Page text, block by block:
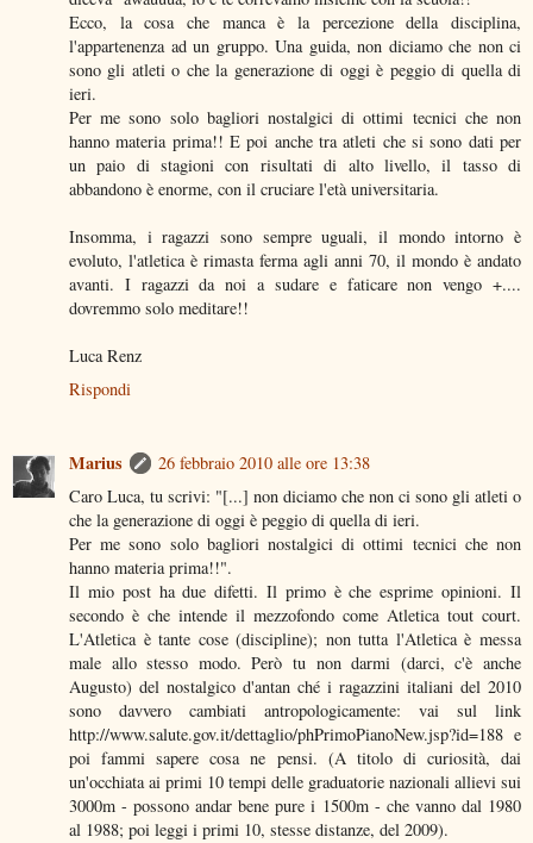
Ecco, la cosa che manca è la percezione della disciplina,
l'appartenenza ad un gruppo. Una guida, non diciamo che non ci
sono gli atleti o che la generazione di oggi è peggio di quella di
ieri.
Per me sono solo bagliori nostalgici di ottimi tecnici che non
hanno materia prima!! E poi anche tra atleti che si sono dati per
un paio di stagioni con risultati di alto livello, il tasso di
abbandono è enorme, con il cruciare l'età universitaria.
Insomma, i ragazzi sono sempre uguali, il mondo intorno è
evoluto, l'atletica è rimasta ferma agli anni 70, il mondo è andato
avanti. I ragazzi da noi a sudare e faticare non vengo +....
dovremmo solo meditare!!
Luca Renz
Rispondi
Marius
26 febbraio 2010 alle ore 13:38
Caro Luca, tu scrivi: "[...] non diciamo che non ci sono gli atleti o
che la generazione di oggi è peggio di quella di ieri.
Per me sono solo bagliori nostalgici di ottimi tecnici che non
hanno materia prima!!".
Il mio post ha due difetti. Il primo è che esprime opinioni. Il
secondo è che intende il mezzofondo come Atletica tout court.
L'Atletica è tante cose (discipline); non tutta l'Atletica è messa
male allo stesso modo. Però tu non darmi (darci, c'è anche
Augusto) del nostalgico d'antan ché i ragazzini italiani del 2010
sono davvero cambiati antropologicamente: vai sul link
http://www.salute.gov.it/dettaglio/phPrimoPianoNew.jsp?id=188 e
poi fammi sapere cosa ne pensi. (A titolo di curiosità, dai
un'occhiata ai primi 10 tempi delle graduatorie nazionali allievi sui
3000m - possono andar bene pure i 1500m - che vanno dal 1980
al 1988; poi leggi i primi 10, stesse distanze, del 2009).